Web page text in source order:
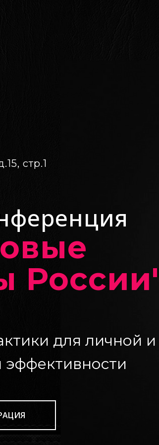
стр.1
для личной и